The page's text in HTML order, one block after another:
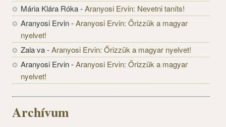
Mária Klára Róka-Aranyosi Ervin: Nevetni taníts!
Aranyosi Ervin-Aranyosi Ervin: Őrizzük a magyar
nyelvet!
Zala va-Aranyosi Ervin: Őrizzük a magyar nyelvet!
Aranyosi Ervin-Aranyosi Ervin: Őrizzük a magyar
nyelvet!
Archívum